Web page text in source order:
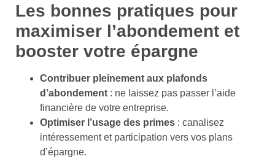
Les bonnes pratiques pour
maximiser l’abondement et
booster votre épargne
Contribuer pleinement aux plafonds
d’abondement : ne laissez pas passer l’aide
financière de votre entreprise.
Optimiser l’usage des primes : canalisez
intéressement et participation vers vos plans
d’épargne.